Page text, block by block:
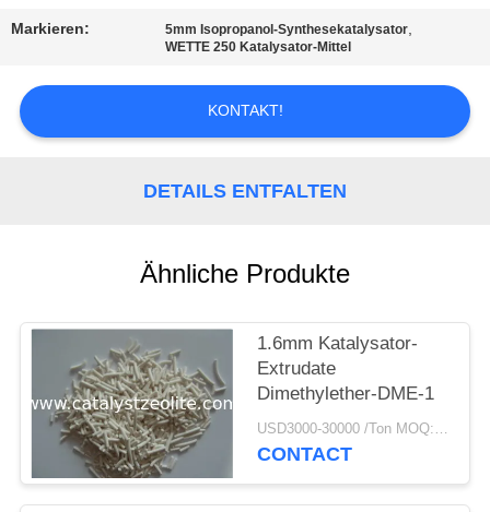
VERBINDUNG
NACHRICHTEN
PRIVACY
POLICY
Markieren: 5mm Isopropanol-Synthesekatalysator,
WETTE 250 Katalysator-Mittel
KONTAKT!
DETAILS ENTFALTEN
Ähnliche Produkte
1.6mm Katalysator-
Extrudate
Dimethylether-DME-1
USD3000-30000 /Ton MOQ:1 Kilogramm
CONTACT